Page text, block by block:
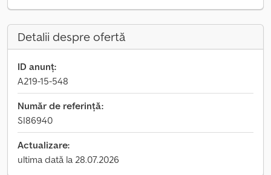
Detalii despre ofertă
ID anunț:
A219-15-548
Număr de referință:
SI86940
Actualizare:
ultima dată la 28.07.2026